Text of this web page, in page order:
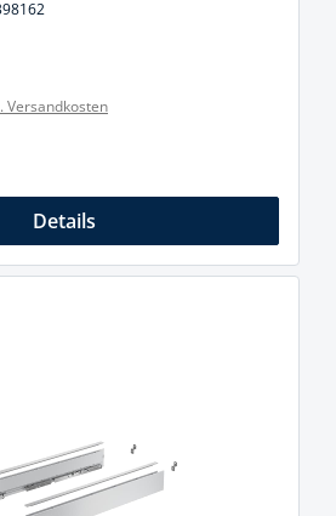
Versandkosten
Details